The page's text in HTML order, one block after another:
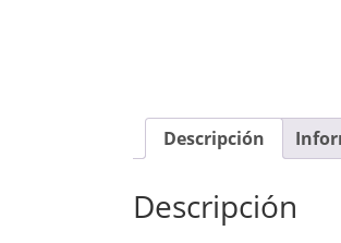
Descripción
Descripción